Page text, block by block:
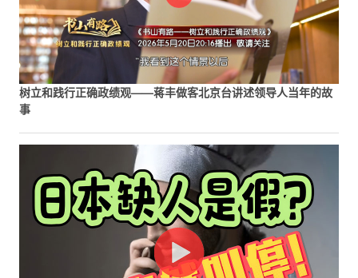
树立和践行正确政绩观——蒋丰做客北京台讲述领导人当年的故
事